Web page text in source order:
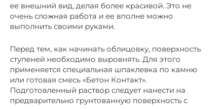
ее внешний вид, делая более красивой. Это не
очень сложная работа и ее вполне можно
выполнить своими руками.
Перед тем, как начинать облицовку, поверхность
ступеней необходимо выровнять. Для этого
применяется специальная шпаклевка по камню
или готовая смесь «Бетон Контакт».
Подготовленный раствор следует нанести на
предварительно грунтованную поверхность с